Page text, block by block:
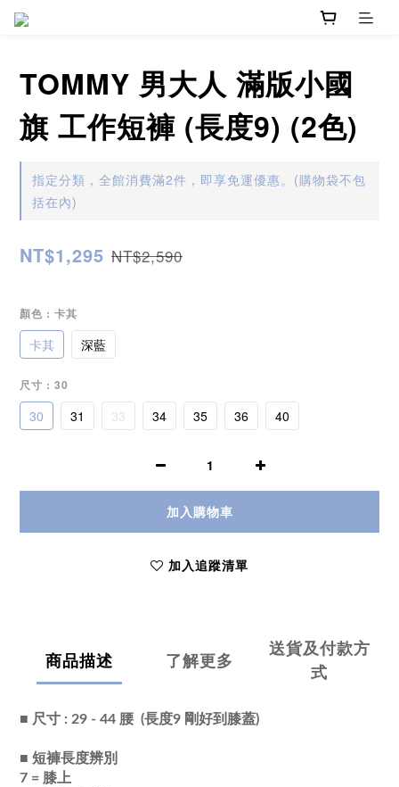
TOMMY 男大人 滿版小國
旗 工作短褲 (長度9) (2色)
指定分類，全館消費滿2件，即享免運優惠。(購物袋不包
括在內)
NT$1,295 NT$2,590
顏色 : 卡其
卡其 深藍
尺寸 : 30
30 31 33 34 35 36 40
加入購物車
加入追蹤清單
商品描述 了解更多
送貨及付款方
式
■ 尺寸 : 29 - 44 腰 (長度9 剛好到膝蓋)
■ 短褲長度辨別
7 = 膝上